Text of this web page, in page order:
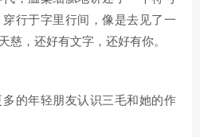
行于字里行间，像是去见了一
慈，还好有文字，还好有你。
的年轻朋友认识三毛和她的作